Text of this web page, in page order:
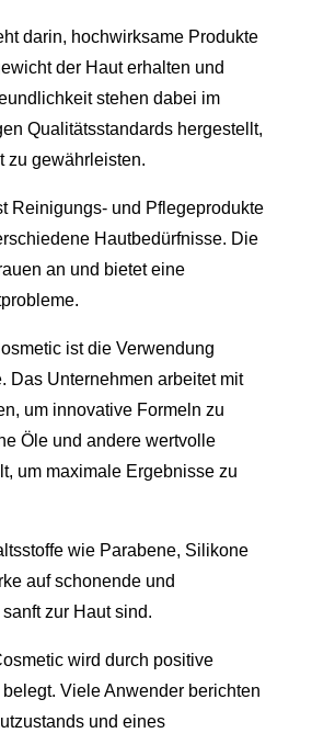
darin, hochwirksame Produkte
der Haut erhalten und
stehen dabei im
Qualitätsstandards hergestellt,
zu gewährleisten.
Reinigungs- und Pflegeprodukte
Hautbedürfnisse. Die
an und bietet eine
ist die Verwendung
Das Unternehmen arbeitet mit
um innovative Formeln zu
Öle und andere wertvolle
um maximale Ergebnisse zu
wie Parabene, Silikone
auf schonende und
zur Haut sind.
wird durch positive
Viele Anwender berichten
und eines